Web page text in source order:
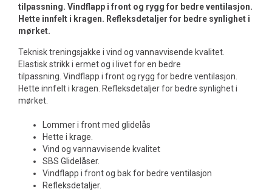
tilpassning. Vindflapp i front og rygg for bedre ventilasjon.
Hette innfelt i kragen. Refleksdetaljer for bedre synlighet i
mørket.
Teknisk treningsjakke i vind og vannavvisende kvalitet.
Elastisk strikk i ermet og i livet for en bedre
tilpassning. Vindflapp i front og rygg for bedre ventilasjon.
Hette innfelt i kragen. Refleksdetaljer for bedre synlighet i
mørket.
Lommer i front med glidelås
Hette i krage.
Vind og vannavvisende kvalitet
SBS Glidelåser.
Vindflapp i front og bak for bedre ventilasjon
Refleksdetaljer.